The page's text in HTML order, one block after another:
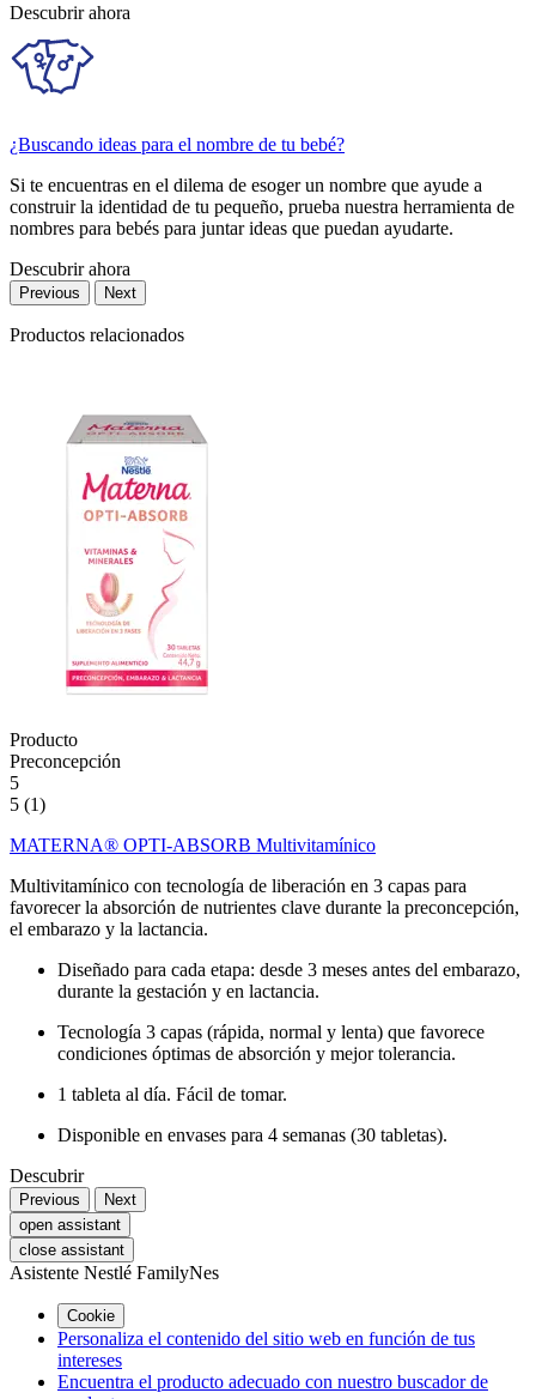
Descubrir ahora
¿Buscando ideas para el nombre de tu bebé?
Si te encuentras en el dilema de esoger un nombre que ayude a
construir la identidad de tu pequeño, prueba nuestra herramienta de
nombres para bebés para juntar ideas que puedan ayudarte.
Descubrir ahora
Previous Next
Productos relacionados
Producto
Preconcepción
5
5 (1)
MATERNA® OPTI-ABSORB Multivitamínico
Multivitamínico con tecnología de liberación en 3 capas para
favorecer la absorción de nutrientes clave durante la preconcepción,
el embarazo y la lactancia.
Diseñado para cada etapa: desde 3 meses antes del embarazo,
durante la gestación y en lactancia.
Tecnología 3 capas (rápida, normal y lenta) que favorece
condiciones óptimas de absorción y mejor tolerancia.
1 tableta al día. Fácil de tomar.
Disponible en envases para 4 semanas (30 tabletas).
Descubrir
Previous
Next
open assistant
close assistant
Asistente Nestlé FamilyNes
Cookie
Personaliza el contenido del sitio web en función de tus
intereses
Encuentra el producto adecuado con nuestro buscador de